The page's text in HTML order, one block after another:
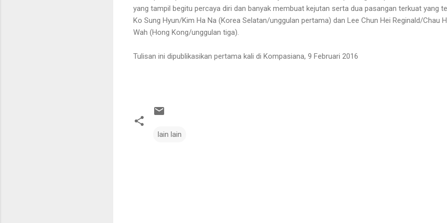
yang tampil begitu percaya diri dan banyak membuat kejutan serta dua pasangan terkuat yang
Ko Sung Hyun/Kim Ha Na (Korea Selatan/unggulan pertama) dan Lee Chun Hei Reginald/Chau
Wah (Hong Kong/unggulan tiga).
Tulisan ini dipublikasikan pertama kali di Kompasiana, 9 Februari 2016
lain lain